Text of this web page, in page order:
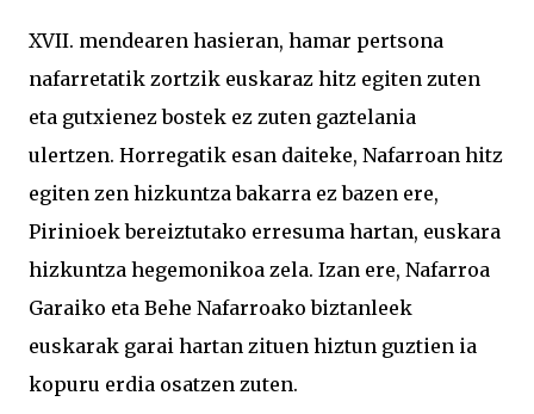
XVII. mendearen hasieran, hamar pertsona
nafarretatik zortzik euskaraz hitz egiten zuten
eta gutxienez bostek ez zuten gaztelania
ulertzen. Horregatik esan daiteke, Nafarroan hitz
egiten zen hizkuntza bakarra ez bazen ere,
Pirinioek bereiztutako erresuma hartan, euskara
hizkuntza hegemonikoa zela. Izan ere, Nafarroa
Garaiko eta Behe Nafarroako biztanleek
euskarak garai hartan zituen hiztun guztien ia
kopuru erdia osatzen zuten.